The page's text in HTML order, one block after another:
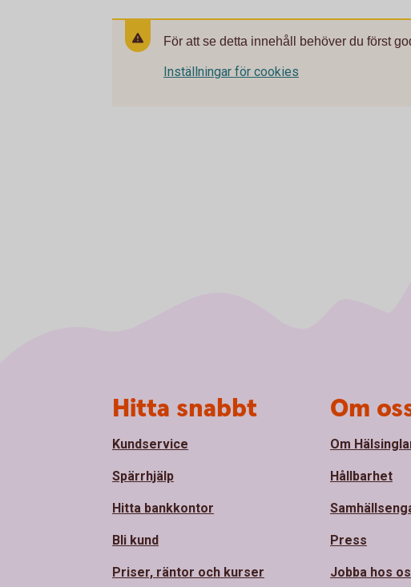
För att se detta innehåll behöver du först
Inställningar för cookies
Hitta snabbt
Kundservice
Spärrhjälp
Hitta bankkontor
Bli kund
Priser, räntor och kurser
Om
Om
Hållbarhet
Press
Jobba hos